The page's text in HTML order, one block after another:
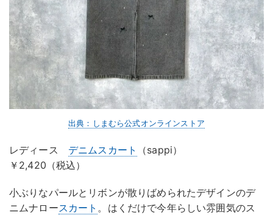
出典：しまむら公式オンラインストア
レディース デニムスカート
（sappi）
￥2,420（税込）
小ぶりなパールとリボンが散りばめられたデザインのデ
ニムナロースカート 。はくだけで今年らしい雰囲気のス